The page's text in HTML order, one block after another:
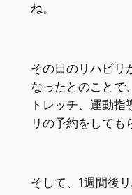
ね。
その日のリハビリ
なったとのことで
トレッチ、運動
リの予約をしても
そして、1週間後